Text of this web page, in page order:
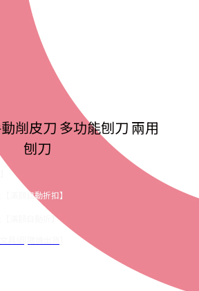
削皮刀 多功能刨刀 兩用
刨刀
滿額自動折扣】
【滿額自動折】